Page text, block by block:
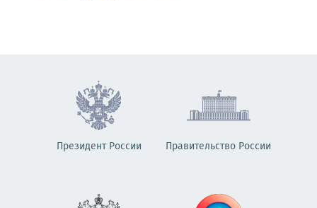
Президент России Правительство России